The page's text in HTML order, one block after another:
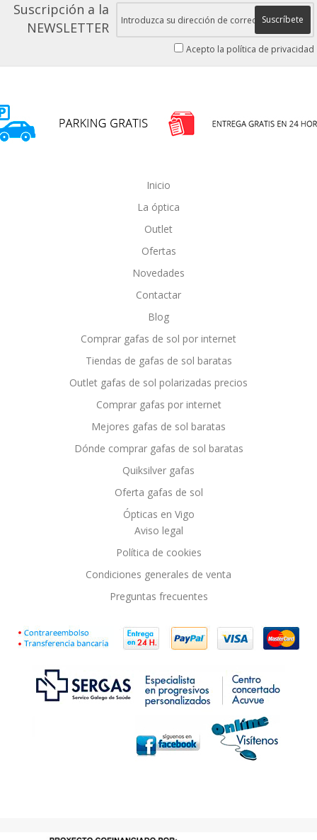
Suscripción a la
NEWSLETTER
Suscríbete
Acepto la política de privacidad
Inicio
La óptica
Outlet
Ofertas
Novedades
Contactar
Blog
Comprar gafas de sol por internet
Tiendas de gafas de sol baratas
Outlet gafas de sol polarizadas precios
Comprar gafas por internet
Mejores gafas de sol baratas
Dónde comprar gafas de sol baratas
Quiksilver gafas
Oferta gafas de sol
Ópticas en Vigo
Aviso legal
Política de cookies
Condiciones generales de venta
Preguntas frecuentes